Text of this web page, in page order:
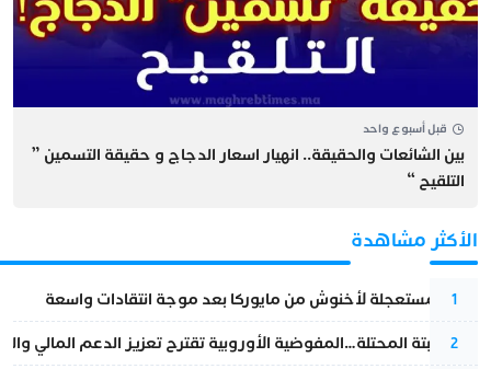
قبل أسبوع واحد
بين الشائعات والحقيقة.. انهيار اسعار الدجاج و حقيقة التسمين ”
التلقيح “
الأكثر مشاهدة
1
عودة مستعجلة لأخنوش من مايوركا بعد موجة انتقادات واسعة
2
أزمة سبتة المحتلة…المفوضية الأوروبية تقترح تعزيز الدعم المالي